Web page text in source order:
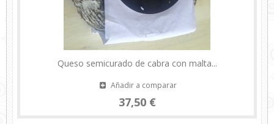
Queso semicurado de cabra con malta...
Añadir a comparar
37,50 €